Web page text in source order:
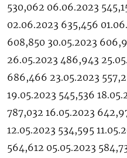
530,062 06.06.2023
02.06.2023 635,456
608,850 30.05.2023
26.05.2023 486,943
686,466 23.05.2023
19.05.2023 545,536
787,032 16.05.2023
12.05.2023 534,595
564,612 05.05.2023